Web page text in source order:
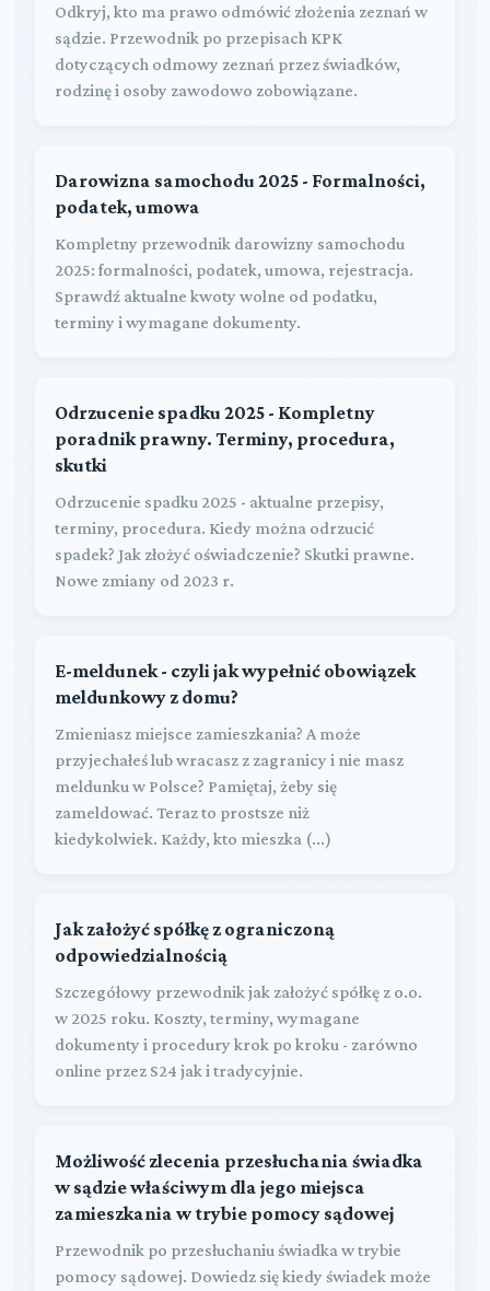
Odkryj, kto ma prawo odmówić złożenia zeznań w
sądzie. Przewodnik po przepisach KPK
dotyczących odmowy zeznań przez świadków,
rodzinę i osoby zawodowo zobowiązane.
Darowizna samochodu 2025 - Formalności,
podatek, umowa
Kompletny przewodnik darowizny samochodu
2025: formalności, podatek, umowa, rejestracja.
Sprawdź aktualne kwoty wolne od podatku,
terminy i wymagane dokumenty.
Odrzucenie spadku 2025 - Kompletny
poradnik prawny. Terminy, procedura,
skutki
Odrzucenie spadku 2025 - aktualne przepisy,
terminy, procedura. Kiedy można odrzucić
spadek? Jak złożyć oświadczenie? Skutki prawne.
Nowe zmiany od 2023 r.
E-meldunek - czyli jak wypełnić obowiązek
meldunkowy z domu?
Zmieniasz miejsce zamieszkania? A może
przyjechałeś lub wracasz z zagranicy i nie masz
meldunku w Polsce? Pamiętaj, żeby się
zameldować. Teraz to prostsze niż
kiedykolwiek. Każdy, kto mieszka (...)
Jak założyć spółkę z ograniczoną
odpowiedzialnością
Szczegółowy przewodnik jak założyć spółkę z o.o.
w 2025 roku. Koszty, terminy, wymagane
dokumenty i procedury krok po kroku - zarówno
online przez S24 jak i tradycyjnie.
Możliwość zlecenia przesłuchania świadka
w sądzie właściwym dla jego miejsca
zamieszkania w trybie pomocy sądowej
Przewodnik po przesłuchaniu świadka w trybie
pomocy sądowej. Dowiedz się kiedy świadek może